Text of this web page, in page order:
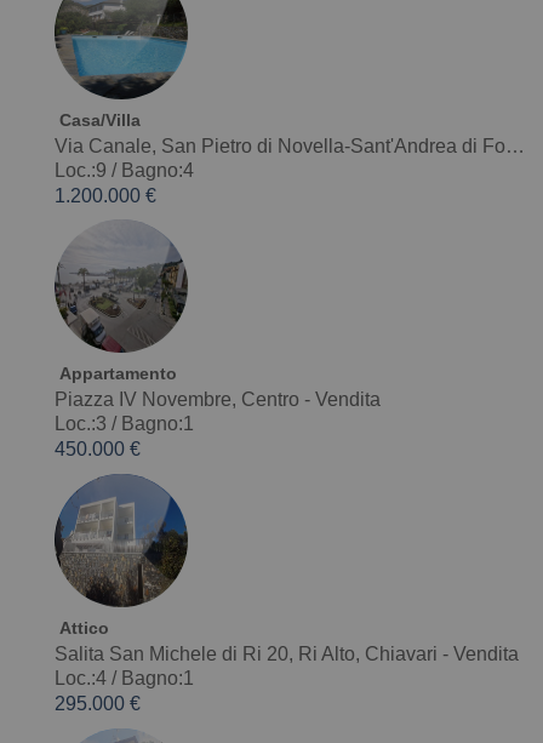
Casa/Villa
Via Canale, San Pietro di Novella-Sant'Andrea di Foggia-Montepegli - Vendita
Loc.:9 / Bagno:4
1.200.000 €
Appartamento
Piazza IV Novembre, Centro - Vendita
Loc.:3 / Bagno:1
450.000 €
Attico
Salita San Michele di Ri 20, Ri Alto, Chiavari - Vendita
Loc.:4/ Bagno:1
295.000 €